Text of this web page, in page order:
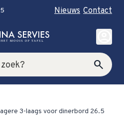
Nieuws Contact
search
account_circle
3-laags voor dinerbord 26.5